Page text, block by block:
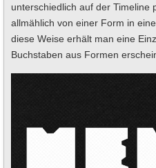
unterschiedlich auf der Timeline
allmählich von einer Form in
diese Weise erhält man eine
Buchstaben aus Formen